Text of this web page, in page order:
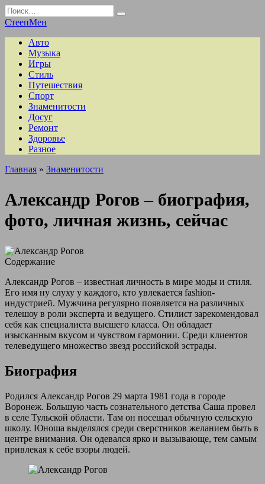
Перейти
к
Search
for:
СтеепМен
Авто
Музыка
Игры
Стиль
Путешествия
Спорт
Знаменитости
Досуг
Ремонт
Здоровье
Разное
Главная » Знаменитости
Александр Рогов – биография,
фото, личная жизнь, сейчас
Содержание
Александр Рогов – известная личность в мире моды и стиля.
Его имя ну слуху у каждого, кто увлекается fashion-
индустрией. Мужчина регулярно появляется на различных
телешоу в роли эксперта и ведущего. Стилист зарекомендовал
себя как специалиста высшего класса. Он обладает
изысканным вкусом и чувством гармонии. Среди клиентов
телеведущего множество звезд российской эстрады.
Биография
Родился Александр Рогов 29 марта 1981 года в городе
Воронеж. Большую часть сознательного детства Саша провел
в селе Тульской области. Там он посещал обычную сельскую
школу. Юноша выделялся среди сверстников желанием быть в
центре внимания. Он одевался ярко и вызывающе, тем самым
привлекая к себе взоры людей.